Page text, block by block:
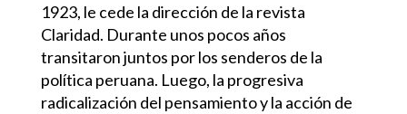
1923, le cede la dirección de la revista
Claridad. Durante unos pocos años
transitaron juntos por los senderos de la
política peruana. Luego, la progresiva
radicalización del pensamiento y la acción de